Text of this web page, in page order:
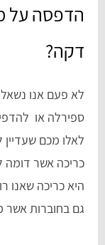
הדפסה על
דקה?
לא פעם אנו
ספירלה או
לאלו מכם
כריכה אשר דומה
היא כריכה שאנו
גם בחוברות אשר